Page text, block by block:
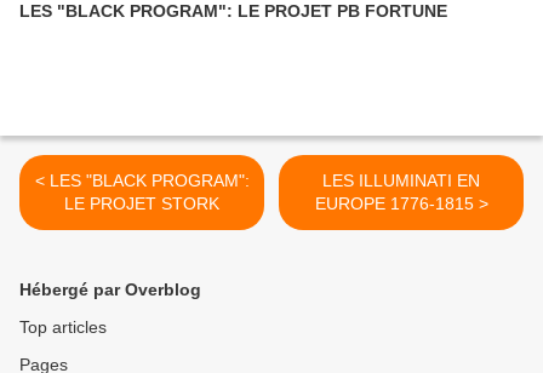
LES "BLACK PROGRAM": LE PROJET PB FORTUNE
< LES "BLACK PROGRAM":
LE PROJET STORK
LES ILLUMINATI EN
EUROPE 1776-1815 >
Hébergé par Overblog
Top articles
Pages